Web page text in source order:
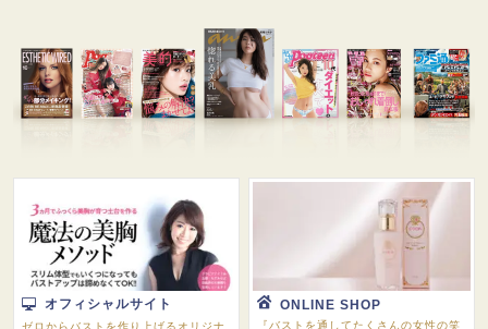
オフィシャルサイト
ゼロからバストを作り上げるオリジナ
ONLINE SHOP
『バストを通してたくさんの女性の笑